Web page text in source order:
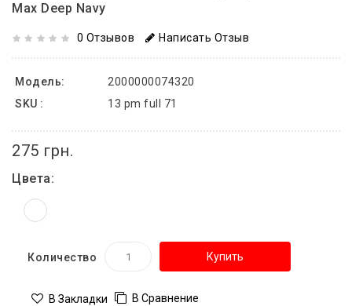
Max Deep Navy
0 Отзывов Написать Отзыв
Модель:
2000000074320
SKU :
13 pm full 71
275 грн.
Цвета:
Количество Купить
В Закладки В Сравнение